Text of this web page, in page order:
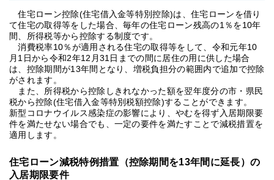
住宅ローン控除(住宅借入金等特別控除)は、住宅ローンを借り
て住宅の取得等をした場合、毎年の住宅ローン残高の1％を10年
間、所得税等から控除する制度です。
消費税率10％が適用される住宅の取得等をして、令和元年10
月1日から令和2年12月31日までの間に居住の用に供した場合
は、控除期間が13年間となり、増税負担分の範囲内で追加で控除
がされます。
また、所得税から控除しきれなかった額を翌年度分の市・県民
税から控除(住宅借入金等特別税額控除)することができます。
新型コロナウイルス感染症の影響により、やむを得ず入居期限要
件を満たせない場合でも、一定の要件を満たすことで減税措置を
適用します。
住宅ローン減税特例措置（控除期間を13年間に延長）の
入居期限要件